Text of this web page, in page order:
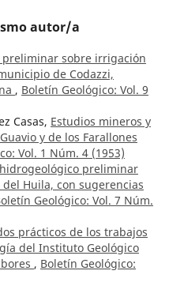
autor/a
sobre irrigación
de Codazzi,
, Boletín Geológico: Vol. 9
Casas, Estudios mineros y
y de los Farallones
Vol. 1 Núm. 4 (1953)
preliminar
Huila, con sugerencias
Geológico: Vol. 7 Núm.
prácticos de los trabajos
del Instituto Geológico
, Boletín Geológico: